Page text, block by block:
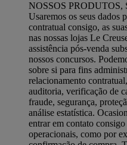
NOSSOS
Usaremos os seus dados
contratual consigo, as
nas nossas lojas Le
assistência pós-venda
nossos concursos.
sobre si para fins
relacionamento
auditoria, verificação de
fraude, segurança,
análise estatística.
entrar em contato
operacionais, como por